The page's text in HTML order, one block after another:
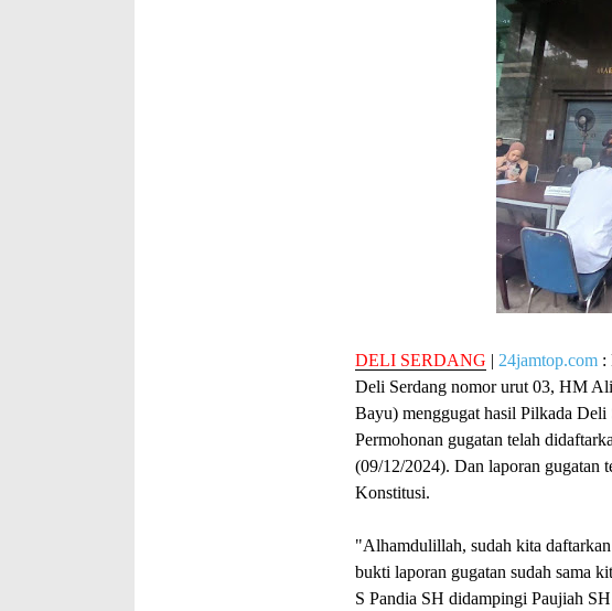
DELI SERDANG | 24jamtop.com :
Deli Serdang nomor urut 03, HM
Bayu) menggugat hasil Pilkada
Permohonan gugatan telah
(09/12/2024). Dan laporan gugatan
Konstitusi.
"Alhamdulillah, sudah kita
bukti laporan gugatan sudah sama
S Pandia SH didampingi Paujiah